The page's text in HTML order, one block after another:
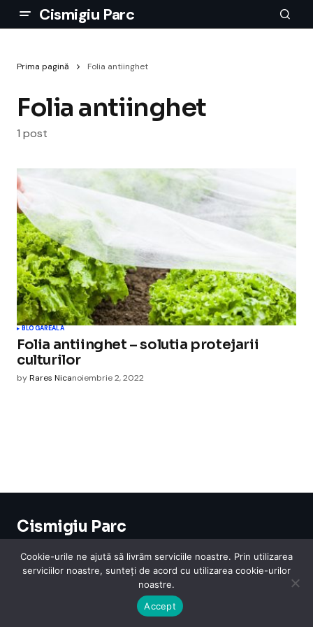
Cismigiu Parc
Prima pagină Folia antiinghet
Folia antiinghet
1 post
BLOGAREALA
Folia antiinghet – solutia protejarii
culturilor
byRares Nicanoiembrie 2, 2022
Cismigiu Parc
© 2024 CismigiuParc. All Rights Reserved.
Internet
Legislatie Medical Moda Sarbatori Telefoane Contact
Cookie-urile ne ajută să livrăm serviciile noastre. Prin utilizarea
serviciilor noastre, sunteți de acord cu utilizarea cookie-urilor
noastre.
Accept